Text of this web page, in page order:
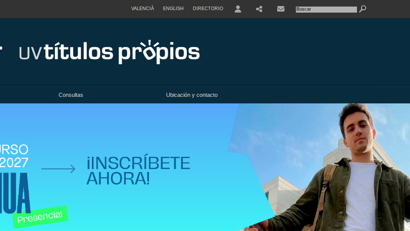
VALENCIÀ ENGLISH DIRECTORIO
Consultas Ubicación y contacto